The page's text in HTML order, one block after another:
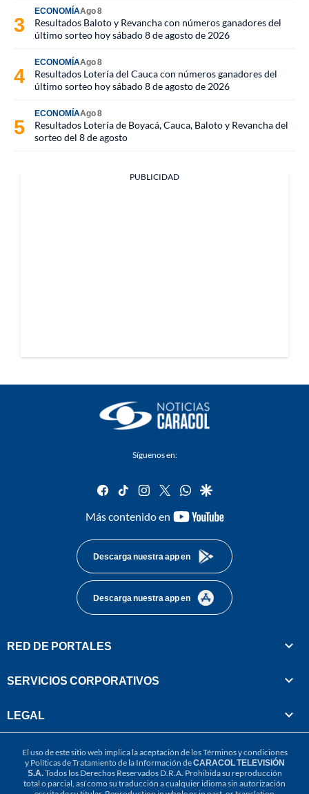
ECONOMÍAAgo 8
Resultados Baloto y Revancha con números ganadores del
último sorteo hoy sábado 8 de agosto de 2026
ECONOMÍAAgo 8
Resultados Lotería del Cauca con números ganadores del
último sorteo hoy sábado 8 de agosto de 2026
ECONOMÍAAgo 8
Resultados Lotería de Boyacá, Cauca, Baloto y Revancha del
sorteo del 8 de agosto
PUBLICIDAD
Síguenos en:
facebook
tiktok instagram
twitterwhatsapp
google
Más contenido en
youtube-
Descarga nuestra app en
Descarga nuestra app en
RED DE PORTALES
SERVICIOS CORPORATIVOS
LEGAL
El uso de este sitio web implica la aceptación de losTérminos y condiciones
y Políticas de Tratamiento de la Información deCARACOL TELEVISIÓN
S.A.Todos los Derechos Reservados D.R.A. Prohibida su reproducción
total o parcial, así como su traducción a cualquier idioma sin autorización